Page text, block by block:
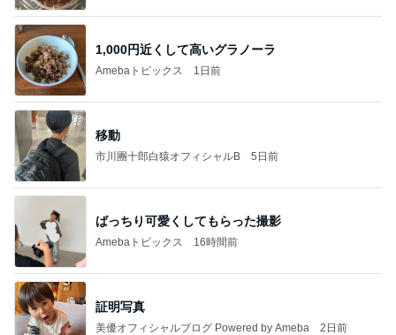
ガザル
1,000円近くして高いグラノーラ
Amebaトピックス 1日前
移動
市川團十郎白猿オフィシャルB 5日前
ばっちり可愛くしてもらった撮影
Amebaトピックス 16時間前
証明写真
美優オフィシャルブログ Powered by Ameba 2日前